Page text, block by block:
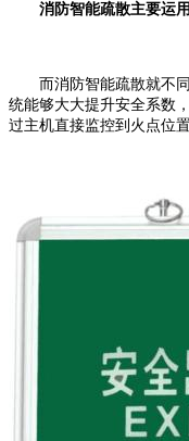
消防智能疏散主要运用
而消防智能疏散就不同
统能够大大提升安全系数
过主机直接监控到火点位